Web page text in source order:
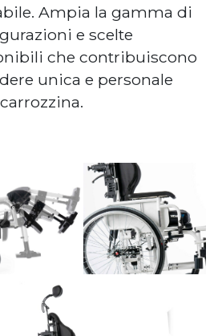
Ampia la gamma di
e scelte
che contribuiscono
unica e personale